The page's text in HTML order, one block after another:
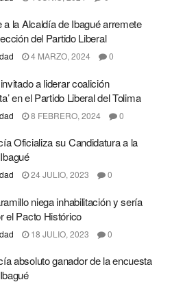
a la Alcaldía de Ibagué arremete
del Partido Liberal
4 MARZO, 2024 0
a liderar coalición
en el Partido Liberal del Tolima
8 FEBRERO, 2024 0
Oficializa su Candidatura a la
24 JULIO, 2023 0
niega inhabilitación y sería
el Pacto Histórico
18 JULIO, 2023 0
absoluto ganador de la encuesta